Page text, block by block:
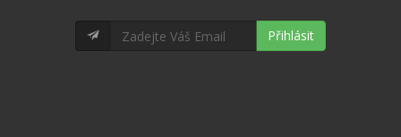
Přihlásit